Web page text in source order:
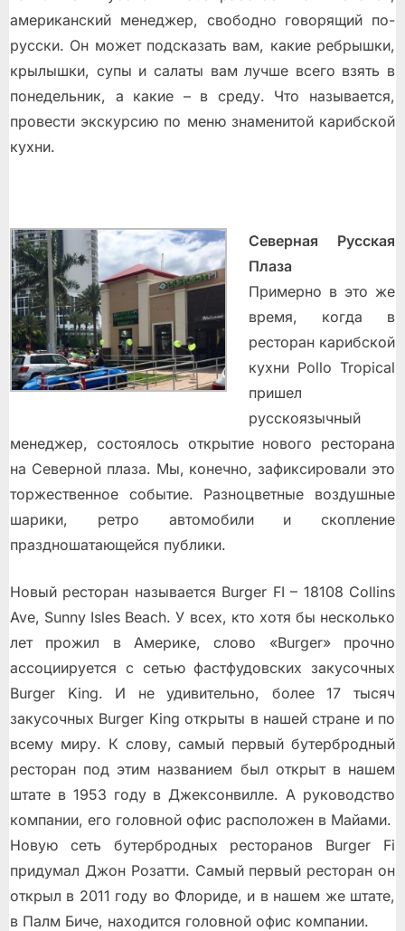
американский менеджер, свободно говорящий по-
русски. Он может подсказать вам, какие ребрышки,
крылышки, супы и салаты вам лучше всего взять в
понедельник, а какие – в среду. Что называется,
провести экскурсию по меню знаменитой карибской
кухни.
Северная Русская
Плаза
Примерно в это же
время, когда в
ресторан карибской
кухни Pollo Tropical
пришел
русскоязычный
менеджер, состоялось открытие нового ресторана
на Северной плаза. Мы, конечно, зафиксировали это
торжественное событие. Разноцветные воздушные
шарики, ретро автомобили и скопление
праздношатающейся публики.
Новый ресторан называется Burger FI – 18108 Collins
Ave, Sunny Isles Beach. У всех, кто хотя бы несколько
лет прожил в Америке, слово «Burger» прочно
ассоциируется с сетью фастфудовских закусочных
Burger King. И не удивительно, более 17 тысяч
закусочных Burger King открыты в нашей стране и по
всему миру. К слову, самый первый бутербродный
ресторан под этим названием был открыт в нашем
штате в 1953 году в Джексонвилле. А руководство
компании, его головной офис расположен в Майами.
Новую сеть бутербродных ресторанов Burger Fi
придумал Джон Розатти. Самый первый ресторан он
открыл в 2011 году во Флориде, и в нашем же штате,
в Палм Биче, находится головной офис компании.